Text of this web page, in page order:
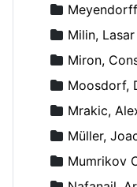
Milin, Lasar
Miron,
Moosdorf,
Mrakic,
Müller,
Mumrikov